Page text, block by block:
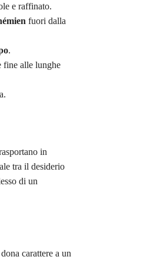
e raffinato.
fuori dalla
.
fine alle lunghe
in
tra il desiderio
di un
carattere a un